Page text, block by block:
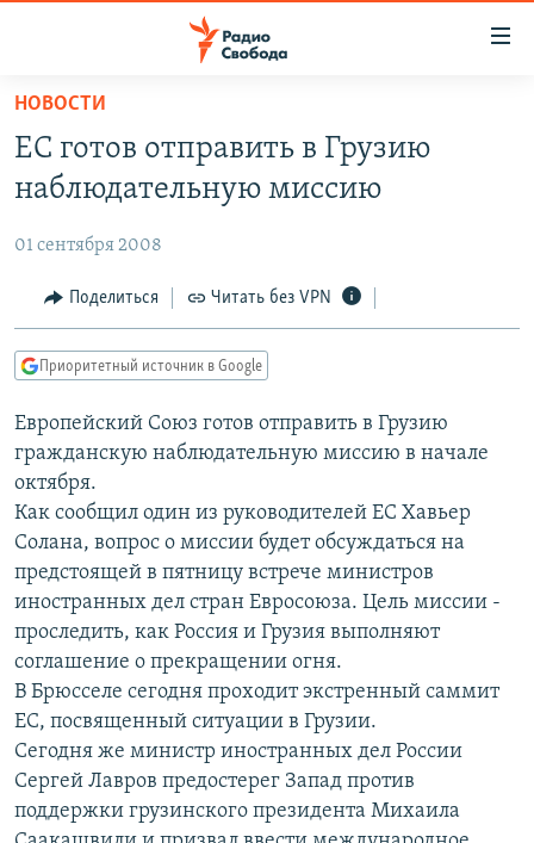
упрощенного
доступа
Вернуться
основному
Вернутся
главной
навигации
Вернутся
поиску
ПОДКАСТЫ
АВТОРСКИЕ ПРОЕКТЫ
ЦИТАТЫ СВОБОДЫ
МНЕНИЯ
IDEL.РЕАЛИИ
КАВКАЗ.РЕАЛИИ
СЕВЕР.РЕАЛИИ
СИБИРЬ.РЕАЛИИ
РАСПИСАНИЕ ВЕЩАНИЯ
ПОДПИШИТЕСЬ НА РАССЫЛКУ
СОЦИАЛЬНЫЕ СЕТИ
Все сайты РСЕ/РС
НОВОСТИ
ЕС готов отправить в Грузию
наблюдательную миссию
01 сентября 2008
Поделиться Читать без VPN
Приоритетный источник в Google
Европейский Союз готов отправить в Грузию
гражданскую наблюдательную миссию в начале
октября.
Как сообщил один из руководителей ЕС Хавьер
Солана, вопрос о миссии будет обсуждаться на
предстоящей в пятницу встрече министров
иностранных дел стран Евросоюза. Цель миссии -
проследить, как Россия и Грузия выполняют
соглашение о прекращении огня.
В Брюсселе сегодня проходит экстренный саммит
ЕС, посвященный ситуации в Грузии.
Сегодня же министр иностранных дел России
Сергей Лавров предостерег Запад против
поддержки грузинского президента Михаила